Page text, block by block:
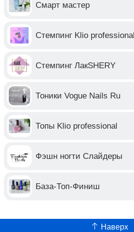
Смарт мастер
Стемпинг Klio professional
Стемпинг ЛакSHERY
Тоники Vogue Nails Ru
Топы Klio professional
Фэшн ногти Слайдеры
База-Топ-Финиш
Наверх